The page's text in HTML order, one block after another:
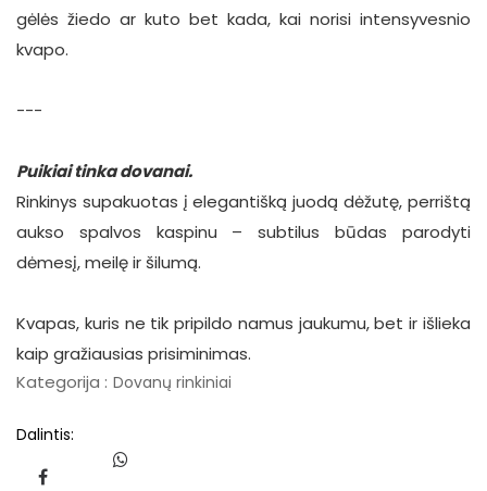
gėlės žiedo ar kuto bet kada, kai norisi intensyvesnio
kvapo.
---
Puikiai tinka dovanai.
Rinkinys supakuotas į elegantišką juodą dėžutę, perrištą
aukso spalvos kaspinu – subtilus būdas parodyti
dėmesį, meilę ir šilumą.
Kvapas, kuris ne tik pripildo namus jaukumu, bet ir išlieka
kaip gražiausias prisiminimas.
Kategorija : Dovanų rinkiniai
Dalintis: